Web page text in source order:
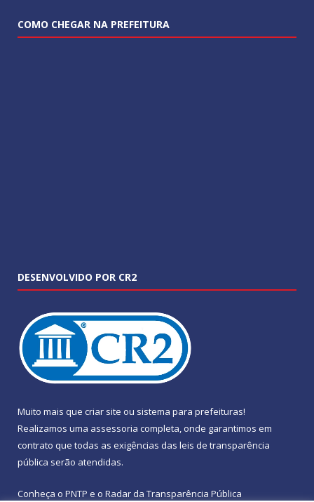
COMO CHEGAR NA PREFEITURA
DESENVOLVIDO POR CR2
Muito mais que criar site ou sistema para prefeituras!
Realizamos uma assessoria completa, onde garantimos em
contrato que todas as exigências das leis de transparência
pública serão atendidas.
Conheça o PNTP e o Radar da Transparência Pública